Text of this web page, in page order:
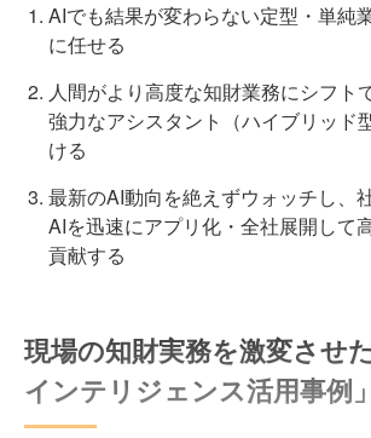
AIでも結果が変わらない定型・単純
に任せる
人間がより高度な知財業務にシフト
強力なアシスタント（ハイブリッド
ける
最新のAI動向を絶えずウォッチし、
AIを迅速にアプリ化・全社展開して
貢献する
現場の知財実務を激変させ
インテリジェンス活用事例」